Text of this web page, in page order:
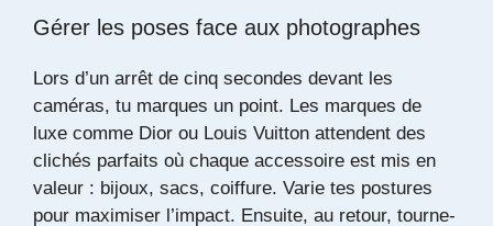
Gérer les poses face aux photographes
Lors d’un arrêt de cinq secondes devant les
caméras, tu marques un point. Les marques de
luxe comme Dior ou Louis Vuitton attendent des
clichés parfaits où chaque accessoire est mis en
valeur : bijoux, sacs, coiffure. Varie tes postures
pour maximiser l’impact. Ensuite, au retour, tourne-